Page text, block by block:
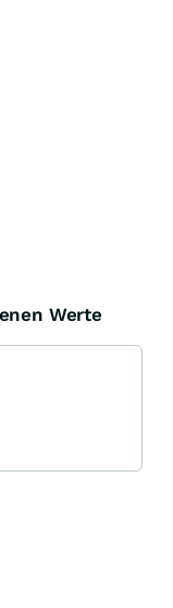
Werte